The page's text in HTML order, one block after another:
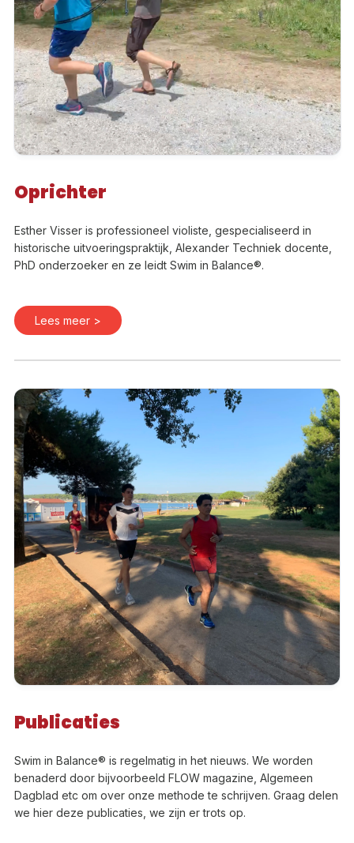
Oprichter
Esther Visser is professioneel violiste, gespecialiseerd in
historische uitvoeringspraktijk, Alexander Techniek docente,
PhD onderzoeker en ze leidt Swim in Balance®.
Lees meer >
Publicaties
Swim in Balance® is regelmatig in het nieuws. We worden
benaderd door bijvoorbeeld FLOW magazine, Algemeen
Dagblad etc om over onze methode te schrijven. Graag delen
we hier deze publicaties, we zijn er trots op.